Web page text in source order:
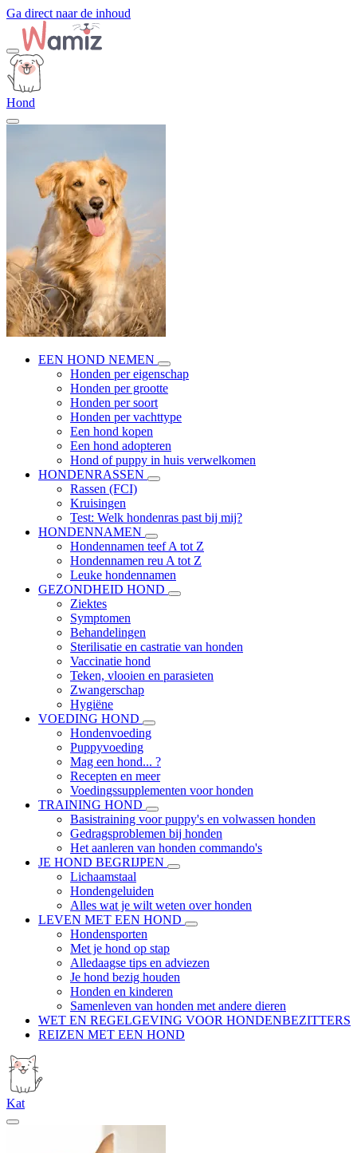
Ga direct naar de inhoud
Hond
EEN HOND NEMEN
Honden per eigenschap
Honden per grootte
Honden per soort
Honden per vachttype
Een hond kopen
Een hond adopteren
Hond of puppy in huis verwelkomen
HONDENRASSEN
Rassen (FCI)
Kruisingen
Test: Welk hondenras past bij mij?
HONDENNAMEN
Hondennamen teef A tot Z
Hondennamen reu A tot Z
Leuke hondennamen
GEZONDHEID HOND
Ziektes
Symptomen
Behandelingen
Sterilisatie en castratie van honden
Vaccinatie hond
Teken, vlooien en parasieten
Zwangerschap
Hygiëne
VOEDING HOND
Hondenvoeding
Puppyvoeding
Mag een hond... ?
Recepten en meer
Voedingssupplementen voor honden
TRAINING HOND
Basistraining voor puppy's en volwassen honden
Gedragsproblemen bij honden
Het aanleren van honden commando's
JE HOND BEGRIJPEN
Lichaamstaal
Hondengeluiden
Alles wat je wilt weten over honden
LEVEN MET EEN HOND
Hondensporten
Met je hond op stap
Alledaagse tips en adviezen
Je hond bezig houden
Honden en kinderen
Samenleven van honden met andere dieren
WET EN REGELGEVING VOOR HONDENBEZITTERS
REIZEN MET EEN HOND
Kat